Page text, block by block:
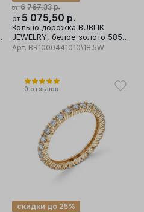
от 6 767,33р.
от 5 075,50 р.
Кольцо дорожка BUBLIK
JEWELRY, белое золото 585
проба, вставка бриллиант
Арт. BR1000441010\18,5W
0 отзывов
скидки до 25%